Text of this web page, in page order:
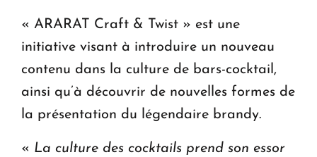
« ARARAT Craft & Twist » est une
initiative visant à introduire un nouveau
contenu dans la culture de bars-cocktail,
ainsi qu’à découvrir de nouvelles formes de
la présentation du légendaire brandy.
« La culture des cocktails prend son essor